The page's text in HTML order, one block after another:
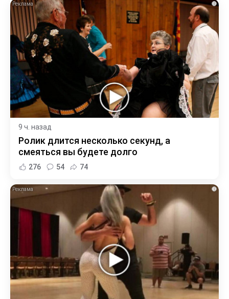
i
9 ч. назад
Ролик длится несколько секунд, а
смеяться вы будете долго
276 54 74
i